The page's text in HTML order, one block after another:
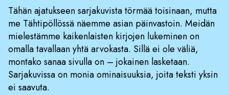
Tähän ajatukseen sarjakuvista törmää toisinaan, mutta
me Tähtipöllössä näemme asian päinvastoin. Meidän
mielestämme kaikenlaisten kirjojen lukeminen on
omalla tavallaan yhtä arvokasta. Sillä ei ole väliä,
montako sanaa sivulla on – jokainen lasketaan.
Sarjakuvissa on monia ominaisuuksia, joita teksti yksin
ei saavuta.